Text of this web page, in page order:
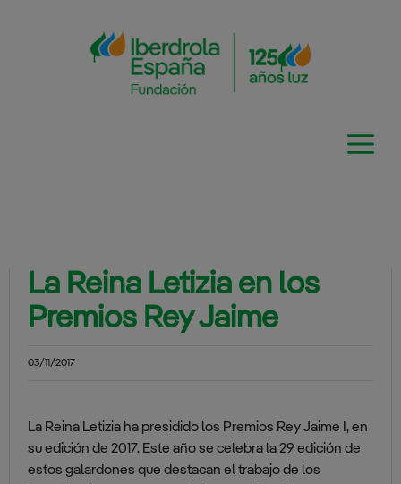
La Reina Letizia en los
Premios Rey Jaime
03/11/2017
La Reina Letizia ha presidido los Premios Rey Jaime I, en
su edición de 2017. Este año se celebra la 29 edición de
estos galardones que destacan el trabajo de los